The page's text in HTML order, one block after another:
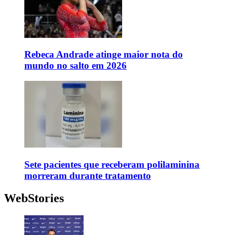
Rebeca Andrade atinge maior nota do
mundo no salto em 2026
Sete pacientes que receberam polilaminina
morreram durante tratamento
WebStories